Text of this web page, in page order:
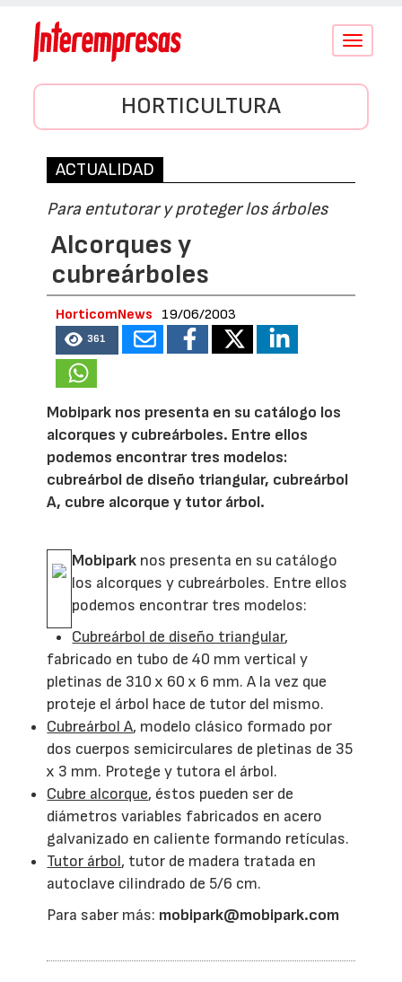
Conmutar
HORTICULTURA
ACTUALIDAD
Para entutorar y proteger los árboles
Alcorques y
cubreárboles
HorticomNews 19/06/2003
361
Mobipark nos presenta en su catálogo los
alcorques y cubreárboles. Entre ellos
podemos encontrar tres modelos:
cubreárbol de diseño triangular, cubreárbol
A, cubre alcorque y tutor árbol.
Mobipark nos presenta en su catálogo
los alcorques y cubreárboles. Entre ellos
podemos encontrar tres modelos:
Cubreárbol de diseño triangular,
fabricado en tubo de 40 mm vertical y
pletinas de 310 x 60 x 6 mm. A la vez que
proteje el árbol hace de tutor del mismo.
Cubreárbol A, modelo clásico formado por
dos cuerpos semicirculares de pletinas de 35
x 3 mm. Protege y tutora el árbol.
Cubre alcorque, éstos pueden ser de
diámetros variables fabricados en acero
galvanizado en caliente formando retículas.
Tutor árbol, tutor de madera tratada en
autoclave cilindrado de 5/6 cm.
Para saber más: mobipark@mobipark.com